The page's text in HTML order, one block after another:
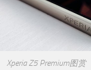
Xperia Z5 Premium图赏